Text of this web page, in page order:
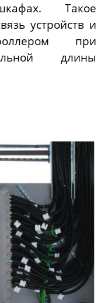
Такое
устройств и
при
длины